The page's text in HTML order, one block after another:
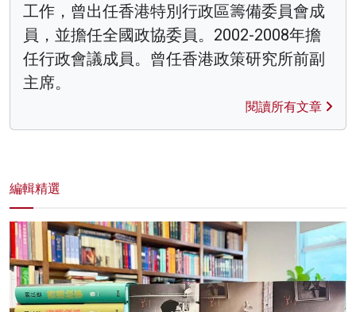
工作，曾出任香港特別行政區籌備委員會成
員，並擔任全國政協委員。2002-2008年擔
任行政會議成員。曾任香港政策研究所前副
主席。
閱讀所有文章
編輯精選